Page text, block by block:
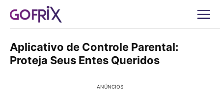
Aplicativo de Controle Parental:
Proteja Seus Entes Queridos
ANÚNCIOS